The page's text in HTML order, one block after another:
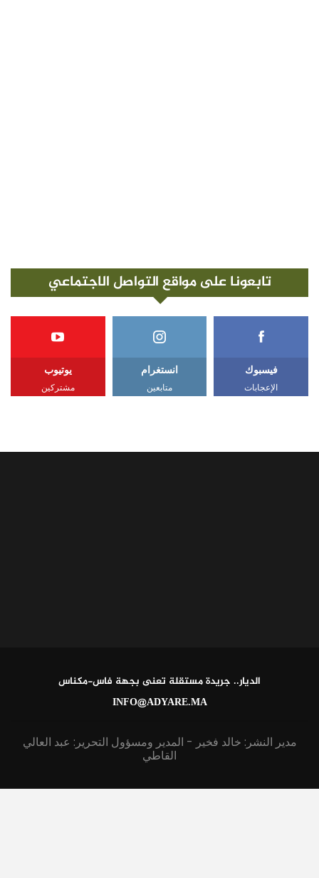
تابعونا على مواقع التواصل الاجتماعي
فيسبوك
الإعجابات
انستغرام
متابعين
يوتيوب
مشتركين
الديار.. جريدة مستقلة تعنى بجهة فاس-مكناس
INFO@ADYARE.MA
مدير النشر: خالد فخير - المدير ومسؤول التحرير: عبد العالي
القاطي